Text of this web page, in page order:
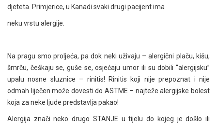
djeteta. Primjerice, u Kanadi svaki drugi pacijent ima
neku vrstu alergije.
Na pragu smo proljeća, pa dok neki uživaju – alergični plaču, kišu,
šmrču, češkaju se, guše se, osjećaju umor ili su dobili “alergijsku”
upalu nosne sluznice – rinitis! Rinitis koji nije prepoznat i nije
odmah liječen može dovesti do ASTME – najteže alergijske bolest
koja za neke ljude predstavlja pakao!
Alergija znači neko drugo STANJE u tijelu do kojeg je došlo ili